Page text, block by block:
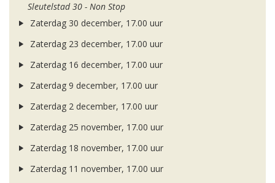
Sleutelstad 30 - Non Stop
Zaterdag 30 december, 17.00 uur
Zaterdag 23 december, 17.00 uur
Zaterdag 16 december, 17.00 uur
Zaterdag 9 december, 17.00 uur
Zaterdag 2 december, 17.00 uur
Zaterdag 25 november, 17.00 uur
Zaterdag 18 november, 17.00 uur
Zaterdag 11 november, 17.00 uur